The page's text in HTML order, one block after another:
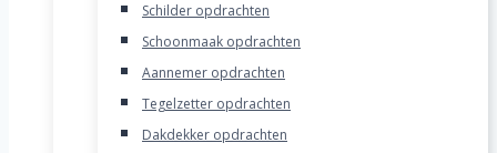
Schilder opdrachten
Schoonmaak opdrachten
Aannemer opdrachten
Tegelzetter opdrachten
Dakdekker opdrachten